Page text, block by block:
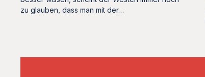
zu glauben, dass man mit der…